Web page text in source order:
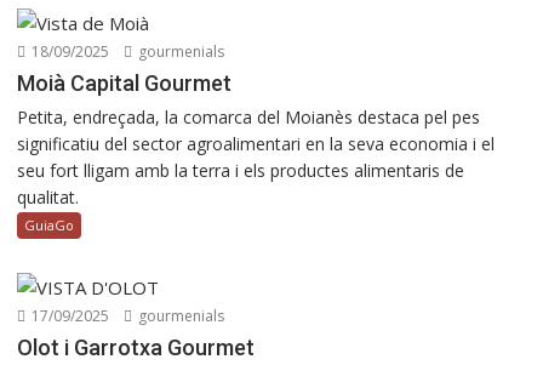
18/09/2025 gourmenials
Moià Capital Gourmet
Petita, endreçada, la comarca del Moianès destaca pel pes
significatiu del sector agroalimentari en la seva economia i el
seu fort lligam amb la terra i els productes alimentaris de
qualitat.
GuiaGo
17/09/2025 gourmenials
Olot i Garrotxa Gourmet